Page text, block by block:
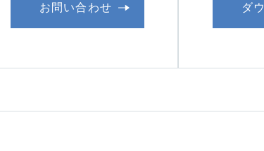
お問い合わせ ダ